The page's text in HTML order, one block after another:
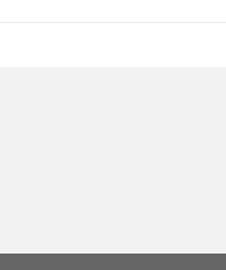
事長撤出經營